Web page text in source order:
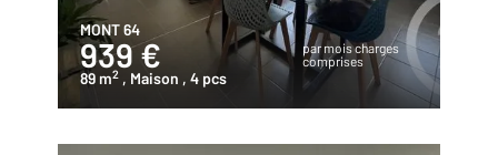
MONT 64
939 €
par mois charges
comprises
89 m2 , Maison , 4 pcs